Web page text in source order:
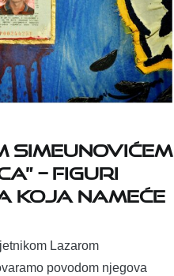
Simeunovićem
– figuri
nameće
Lazarom
povodom njegova